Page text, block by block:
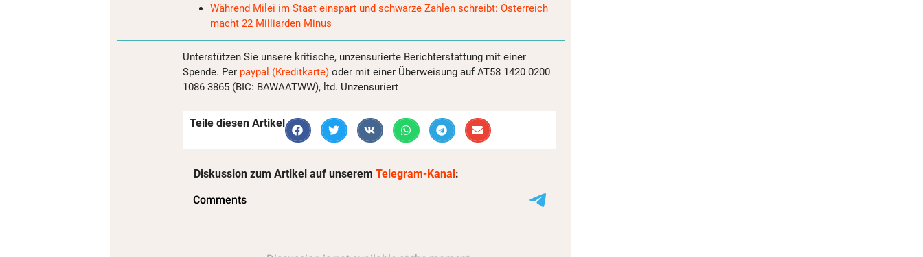
Während Milei im Staat einspart und schwarze Zahlen schreibt: Österreich
macht 22 Milliarden Minus
Unterstützen Sie unsere kritische, unzensurierte Berichterstattung mit einer
Spende. Per paypal (Kreditkarte) oder mit einer Überweisung auf AT58 1420 0200
1086 3865 (BIC: BAWAATWW), ltd. Unzensuriert
Teile diesen Artikel
Diskussion zum Artikel auf unserem Telegram-Kanal: